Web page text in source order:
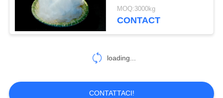
Nonwoven del
34
MOQ:3000kg
CONTACT
loading...
CONTATTACI!